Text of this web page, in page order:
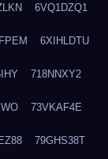
6VQ1DZQ1
6XIHLDTU
718NNXY2
73VKAF4E
79GHS38T